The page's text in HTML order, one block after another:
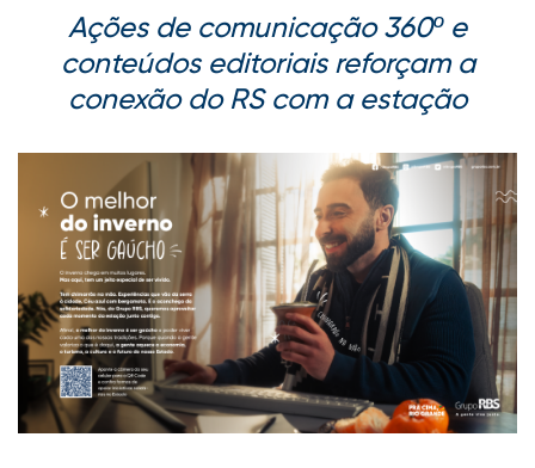
Ações de comunicação 360º e
conteúdos editoriais reforçam a
conexão do RS com a estação